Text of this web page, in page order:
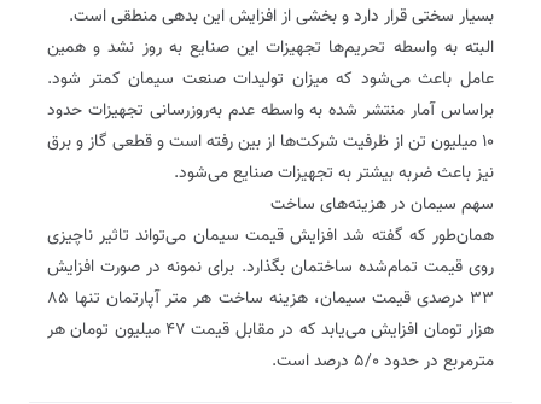
بسیار سختی قرار دارد و بخشی از افزایش این بدهی منطقی است.
البته به واسطه تحریم‌ها تجهیزات این صنایع به روز نشد و همین
عامل باعث می‌شود که میزان تولیدات صنعت سیمان کمتر شود.
براساس آمار منتشر شده به واسطه عدم به‌روزرسانی تجهیزات حدود
۱۰ میلیون تن از ظرفیت شرکت‌ها از بین رفته است و قطعی گاز و برق
نیز باعث ضربه بیشتر به تجهیزات صنایع می‌شود.
سهم سیمان در هزینه‌های ساخت
همان‌طور که گفته شد افزایش قیمت سیمان می‌تواند تاثیر ناچیزی
روی قیمت تمام‌شده ساختمان بگذارد. برای نمونه در صورت افزایش
۳۳ درصدی قیمت سیمان، هزینه ساخت هر متر آپارتمان تنها ۸۵
هزار تومان افزایش می‌یابد که در مقابل قیمت ۴۷ میلیون تومان هر
مترمربع در حدود ۵/۰ درصد است.